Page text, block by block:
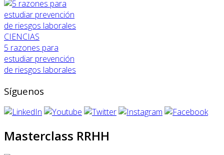
CIENCIAS
5 razones para
estudiar prevención
de riesgos laborales
Síguenos
Masterclass RRHH